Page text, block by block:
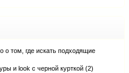
о том, где искать подходящие
и look с черной курткой (2)